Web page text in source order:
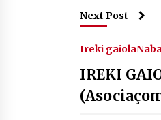
Next Post
Ireki gaiola
IREKI